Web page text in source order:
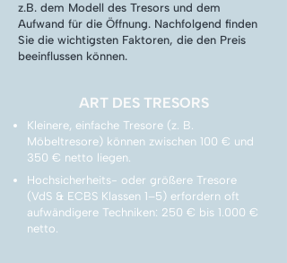
z.B. dem Modell des Tresors und dem
Aufwand für die Öffnung. Nachfolgend finden
Sie die wichtigsten Faktoren, die den Preis
beeinflussen können.
ART DES TRESORS
Kleinere, einfache Tresore (z. B.
Möbeltresore) können zwischen 100 € und
350 € netto liegen.
Hochsicherheits- oder größere Tresore
(VdS & ECBS Klassen 1–5) erfordern oft
aufwändigere Techniken: 250 € bis 1.000 €
netto.